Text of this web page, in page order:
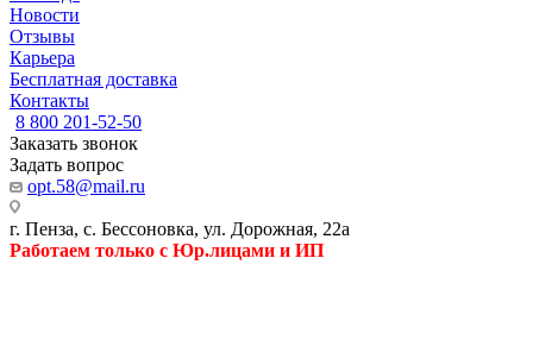
Новости
Отзывы
Карьера
Бесплатная доставка
Контакты
8 800 201-52-50
Заказать звонок
Задать вопрос
opt.58@mail.ru
г. Пенза, с. Бессоновка, ул. Дорожная, 22а
Работаем только с Юр.лицами и ИП